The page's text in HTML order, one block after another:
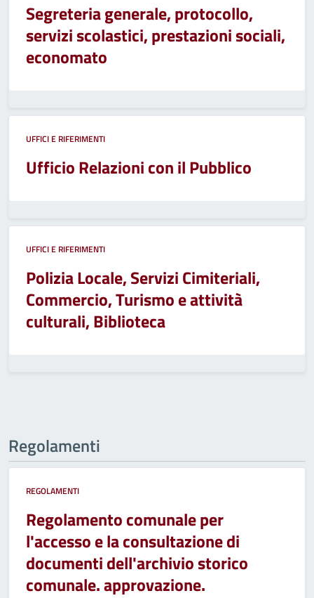
Segreteria generale, protocollo,
servizi scolastici, prestazioni sociali,
economato
UFFICI E RIFERIMENTI
Ufficio Relazioni con il Pubblico
UFFICI E RIFERIMENTI
Polizia Locale, Servizi Cimiteriali,
Commercio, Turismo e attività
culturali, Biblioteca
Regolamenti
REGOLAMENTI
Regolamento comunale per
l'accesso e la consultazione di
documenti dell'archivio storico
comunale. approvazione.